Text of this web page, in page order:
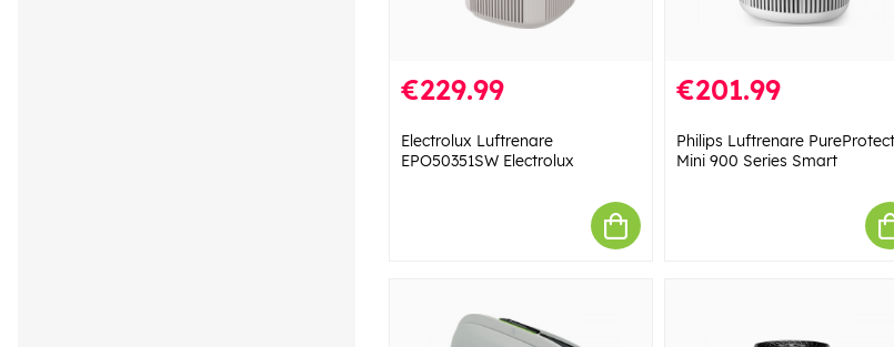
€229.99
Electrolux Luftrenare
EPO50351SW Electrolux
€201.99
Philips Luftrenare PureProtect
Mini 900 Series Smart